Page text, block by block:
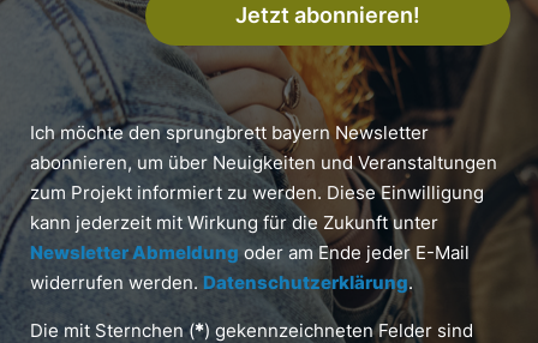
Jetzt abonnieren!
Ich möchte den sprungbrett bayern Newsletter
abonnieren, um über Neuigkeiten und Veranstaltungen
zum Projekt informiert zu werden. Diese Einwilligung
kann jederzeit mit Wirkung für die Zukunft unter
Newsletter Abmeldung oder am Ende jeder E-Mail
widerrufen werden. Datenschutzerklärung.
Die mit Sternchen (*) gekennzeichneten Felder sind